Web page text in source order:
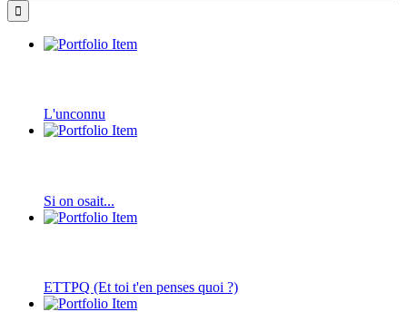
L'unconnu
Si on osait...
ETTPQ (Et toi t'en penses quoi ?)